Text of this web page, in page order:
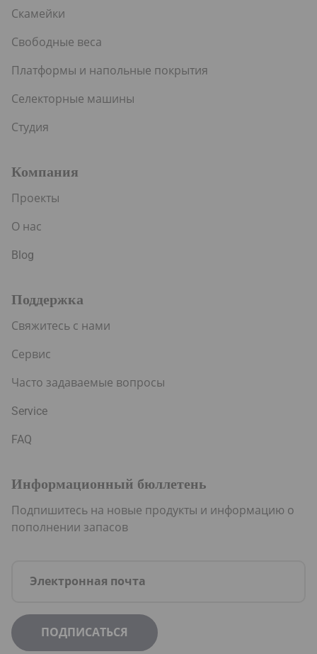
Скамейки
Свободные веса
Платформы и напольные покрытия
Селекторные машины
Студия
Компания
Проекты
О нас
Blog
Поддержка
Свяжитесь с нами
Сервис
Часто задаваемые вопросы
Service
FAQ
Информационный бюллетень
Подпишитесь на новые продукты и информацию о
пополнении запасов